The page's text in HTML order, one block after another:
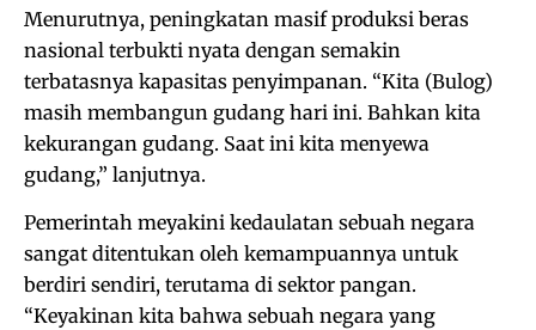
Menurutnya, peningkatan masif produksi beras
nasional terbukti nyata dengan semakin
terbatasnya kapasitas penyimpanan. “Kita (Bulog)
masih membangun gudang hari ini. Bahkan kita
kekurangan gudang. Saat ini kita menyewa
gudang,” lanjutnya.
Pemerintah meyakini kedaulatan sebuah negara
sangat ditentukan oleh kemampuannya untuk
berdiri sendiri, terutama di sektor pangan.
“Keyakinan kita bahwa sebuah negara yang